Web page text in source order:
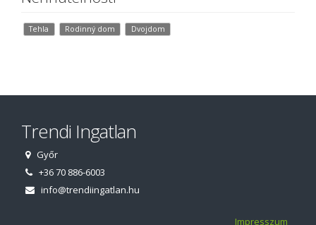
Tehla Rodinný dom Dvojdom
Trendi Ingatlan
Győr
+36 70 886-6003
info@trendiingatlan.hu
Impresszum